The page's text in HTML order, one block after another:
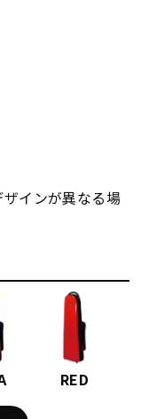
インが異なる場
RED